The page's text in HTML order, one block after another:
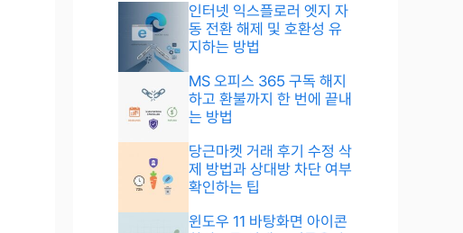
인터넷 익스플로러 엣지 자
동 전환 해제 및 호환성 유
지하는 방법
MS 오피스 365 구독 해지
하고 환불까지 한 번에 끝내
는 방법
당근마켓 거래 후기 수정 삭
제 방법과 상대방 차단 여부
확인하는 팁
윈도우 11 바탕화면 아이콘